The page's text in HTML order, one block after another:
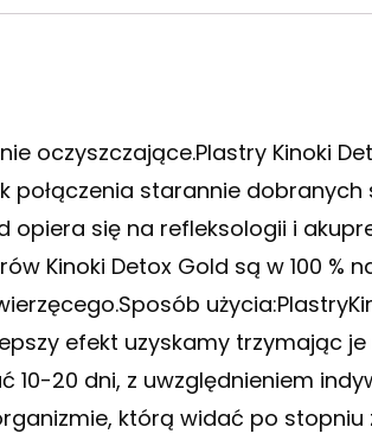
oczyszczające.Plastry Kinoki
połączenia starannie dobranych
opiera się na refleksologii i
Kinoki Detox Gold są w 100 %
efekt uzyskamy trzymając
10-20 dni, z uwzględnieniem
którą widać po